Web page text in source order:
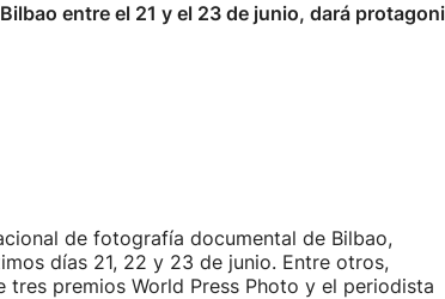
entre el 21 y el 23 de junio, dará
de fotografía documental de Bilbao,
días 21, 22 y 23 de junio. Entre otros,
premios World Press Photo y el periodista